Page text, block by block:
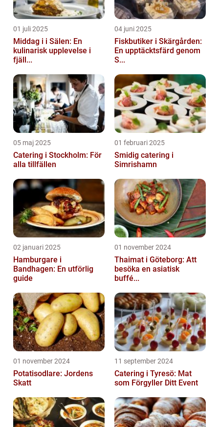
01 juli 2025
Middag i i Sälen: En
kulinarisk upplevelse i
fjäll...
04 juni 2025
Fiskbutiker i Skärgården:
En upptäcktsfärd genom
S...
05 maj 2025
Catering i Stockholm: För
alla tillfällen
01 februari 2025
Smidig catering i
Simrishamn
02 januari 2025
Hamburgare i
Bandhagen: En utförlig
guide
01 november 2024
Thaimat i Göteborg: Att
besöka en asiatisk
buffé...
01 november 2024
Potatisodlare: Jordens
Skatt
11 september 2024
Catering i Tyresö: Mat
som Förgyller Ditt Event